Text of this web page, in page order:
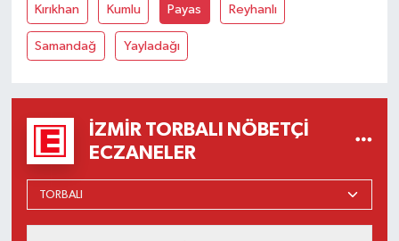
Kırıkhan Kumlu Payas Reyhanlı
Samandağ Yayladağı
İZMIR TORBALI NÖBETÇI
ECZANELER